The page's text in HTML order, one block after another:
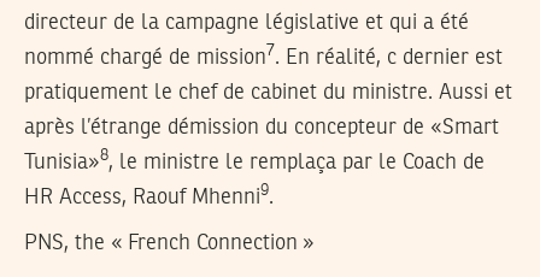
directeur de la campagne législative et qui a été
nommé chargé de mission7. En réalité, c dernier est
pratiquement le chef de cabinet du ministre. Aussi et
après l’étrange démission du concepteur de «Smart
Tunisia»8, le ministre le remplaça par le Coach de
HR Access, Raouf Mhenni9.
PNS, the « French Connection »